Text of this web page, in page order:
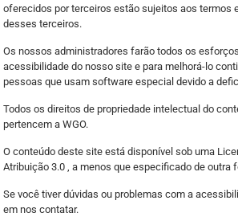
oferecidos por terceiros estão sujeitos aos termos
desses terceiros.
Os nossos administradores farão todos os
acessibilidade do nosso site e para melhorá-lo
pessoas que usam software especial devido a
Todos os direitos de propriedade intelectual do
pertencem a WGO.
O conteúdo deste site está disponível sob uma
Atribuição 3.0 , a menos que especificado de outra
Se você tiver dúvidas ou problemas com a
em nos contatar.